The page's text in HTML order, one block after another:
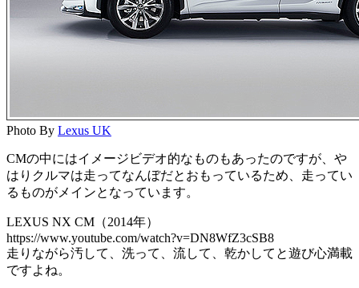
Photo By Lexus UK
CMの中にはイメージビデオ的なものもあったのですが、や
はりクルマは走ってなんぼだとおもっているため、走ってい
るものがメインとなっています。
LEXUS NX CM（2014年）
https://www.youtube.com/watch?v=DN8WfZ3cSB8
走りながら汚して、洗って、流して、乾かしてと遊び心満載
ですよね。